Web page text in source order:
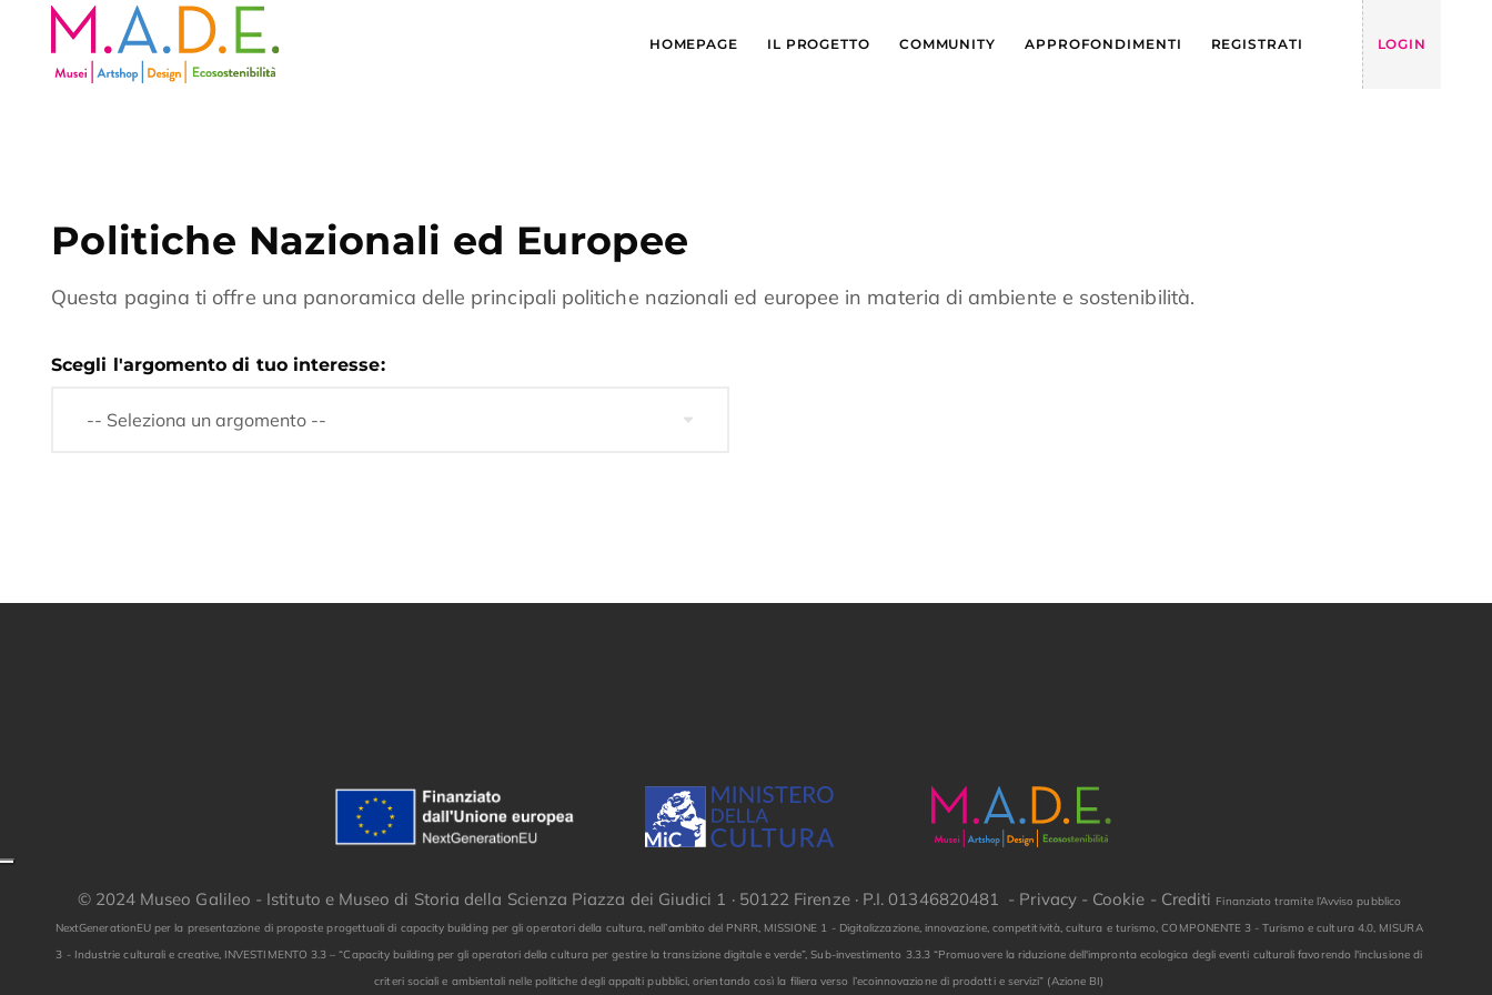
HOMEPAGE IL PROGETTO COMMUNITY APPROFONDIMENTI REGISTRATI LOGIN
Politiche Nazionali ed Europee
Questa pagina ti offre una panoramica delle principali politiche nazionali ed europee in materia di ambiente e sostenibilità.
Scegli l'argomento di tuo interesse:
© 2024 Museo Galileo - Istituto e Museo di Storia della Scienza Piazza dei Giudici 1 · 50122 Firenze · P.I. 01346820481 - Privacy- Cookie - Crediti Finanziato tramite l’Avviso pubblico
NextGenerationEU per la presentazione di proposte progettuali di capacity building per gli operatori della cultura, nell’ambito del PNRR, MISSIONE 1 - Digitalizzazione, innovazione, competitività, cultura e turismo, COMPONENTE 3 - Turismo e cultura 4.0, MISURA
3 - Industrie culturali e creative, INVESTIMENTO 3.3 – “Capacity building per gli operatori della cultura per gestire la transizione digitale e verde”, Sub-investimento 3.3.3 “Promuovere la riduzione dell'impronta ecologica degli eventi culturali favorendo l'inclusione di
criteri sociali e ambientali nelle politiche degli appalti pubblici, orientando così la filiera verso l’ecoinnovazione di prodotti e servizi” (Azione BI)